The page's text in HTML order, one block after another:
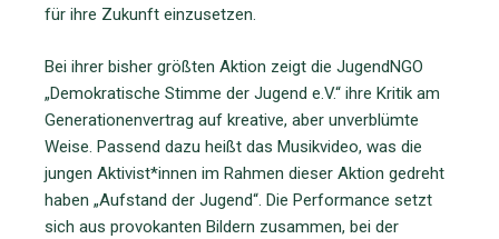
für ihre Zukunft einzusetzen.
Bei ihrer bisher größten Aktion zeigt die JugendNGO
„Demokratische Stimme der Jugend e.V.“ ihre Kritik am
Generationenvertrag auf kreative, aber unverblümte
Weise. Passend dazu heißt das Musikvideo, was die
jungen Aktivist*innen im Rahmen dieser Aktion gedreht
haben „Aufstand der Jugend“. Die Performance setzt
sich aus provokanten Bildern zusammen, bei der